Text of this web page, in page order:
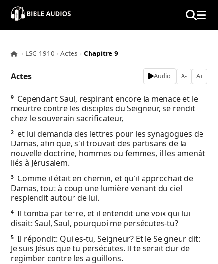
×
Contacts
About
Copyright
Download
L.O.A
Ebook
› LSG 1910 › Actes › Chapitre 9
Actes Audio A- A+
9
Cependant Saul, respirant encore la menace et le
meurtre contre les disciples du Seigneur, se rendit
chez le souverain sacrificateur,
2
et lui demanda des lettres pour les synagogues de
Damas, afin que, s'il trouvait des partisans de la
nouvelle doctrine, hommes ou femmes, il les amenât
liés à Jérusalem.
3
Comme il était en chemin, et qu'il approchait de
Damas, tout à coup une lumière venant du ciel
resplendit autour de lui.
4 Il tomba par terre, et il entendit une voix qui lui
disait: Saul, Saul, pourquoi me persécutes-tu?
5 Il répondit: Qui es-tu, Seigneur? Et le Seigneur dit:
Je suis Jésus que tu persécutes. Il te serait dur de
regimber contre les aiguillons.